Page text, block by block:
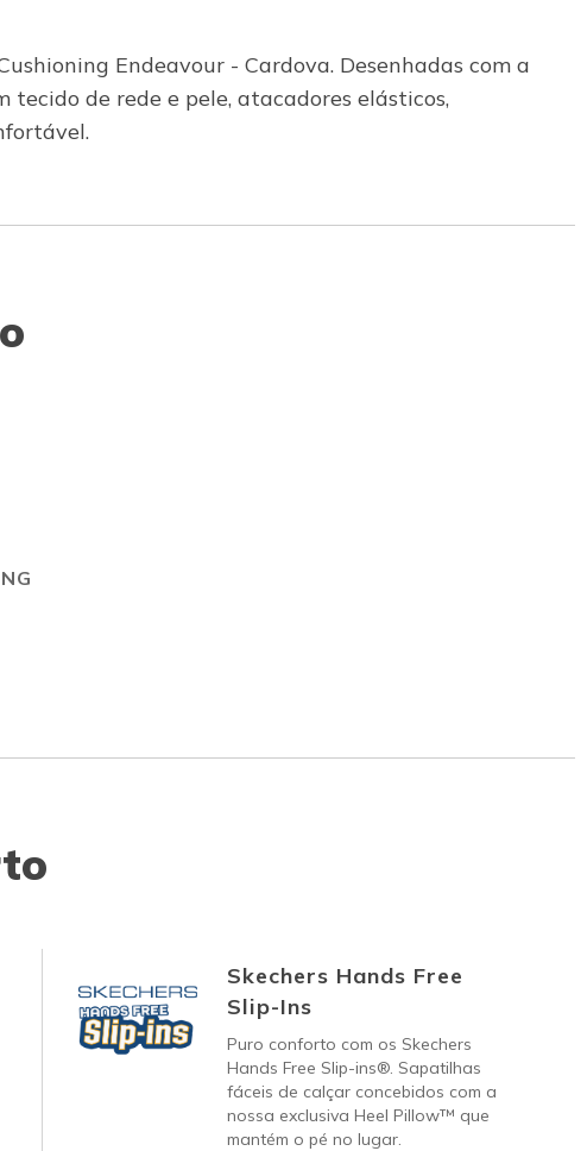
Endeavour - Cardova. Desenhadas com a
de rede e pele, atacadores elásticos,
Skechers Hands Free
Slip-Ins
Puro conforto com os Skechers
Hands Free Slip-ins®. Sapatilhas
fáceis de calçar concebidos com a
nossa exclusiva Heel Pillow™ que
mantém o pé no lugar.